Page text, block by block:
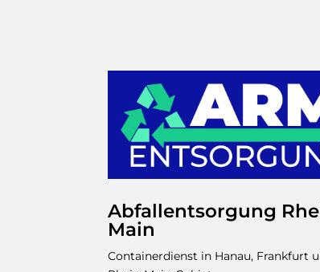
Abfallentsorgung
Main
Containerdienst in Hanau, Frankfurt